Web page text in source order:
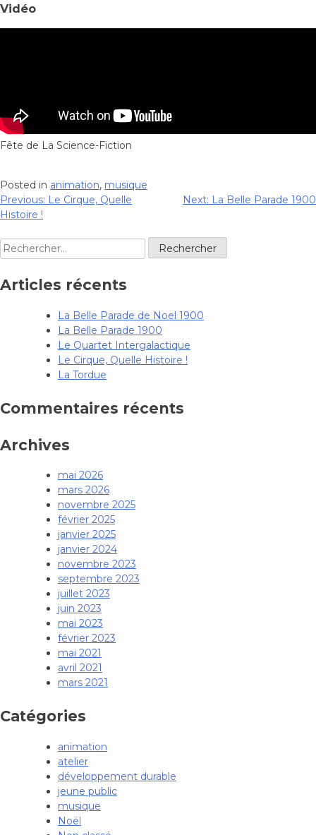
Vidéo
Fête de La Science-Fiction
Posted in animation, musique
Navigation
de
l’article
Previous: Le Cirque, Quelle
Histoire !
Next: La Belle Parade 1900
Rechercher :
Articles récents
La Belle Parade de Noel 1900
La Belle Parade 1900
Le Quartet Intergalactique
Le Cirque, Quelle Histoire !
La Tordue
Commentaires récents
Archives
mai 2026
mars 2026
novembre 2025
février 2025
janvier 2025
janvier 2024
novembre 2023
septembre 2023
juillet 2023
juin 2023
mai 2023
février 2023
mai 2021
avril 2021
mars 2021
Catégories
animation
atelier
développement durable
jeune public
musique
Noël